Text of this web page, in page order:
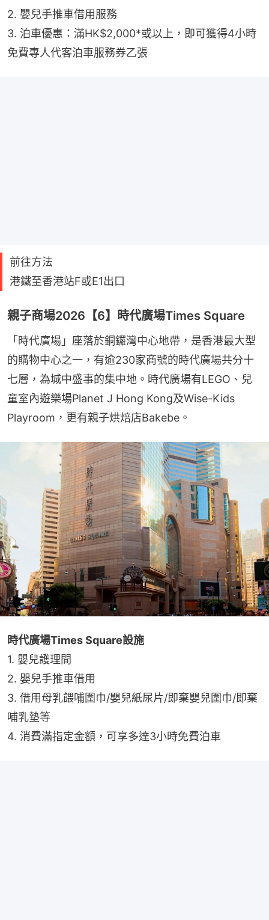
2. 嬰兒手推車借用服務
3. 泊車優惠：滿HK$2,000*或以上，即可獲得4小時
免費專人代客泊車服務券乙張
前往方法
港鐵至香港站F或E1出口
親子商場2026【6】時代廣場Times Square
「時代廣場」座落於銅鑼灣中心地帶，是香港最大型
的購物中心之一，有逾230家商號的時代廣場共分十
七層，為城中盛事的集中地。時代廣場有LEGO、兒
童室內遊樂場Planet J Hong Kong及Wise-Kids
Playroom，更有親子烘焙店Bakebe。
時代廣場Times Square設施
1. 嬰兒護理間
2. 嬰兒手推車借用
3. 借用母乳餵哺圍巾/嬰兒紙尿片/即棄嬰兒圍巾/即棄
哺乳墊等
4. 消費滿指定金額，可享多達3小時免費泊車